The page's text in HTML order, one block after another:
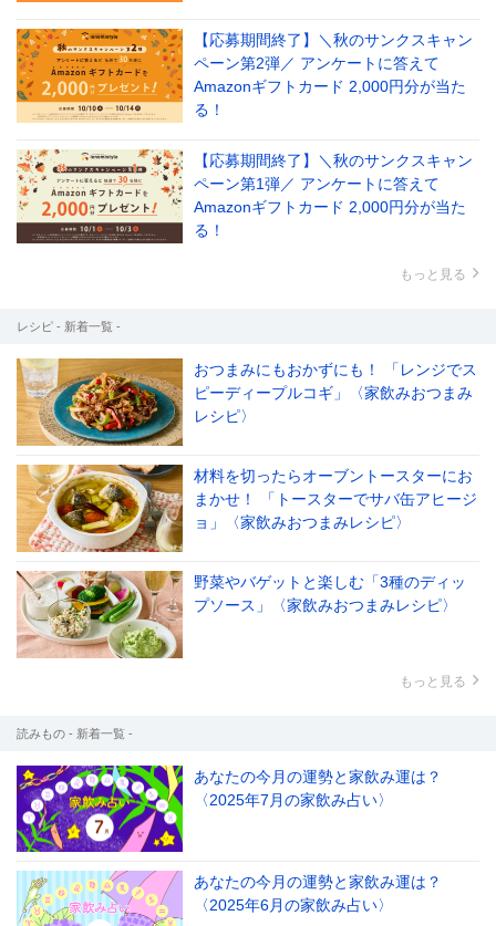
【応募期間終了】＼秋のサンクスキャン
ペーン第2弾／ アンケートに答えて
Amazonギフトカード 2,000円分が当た
る！
【応募期間終了】＼秋のサンクスキャン
ペーン第1弾／ アンケートに答えて
Amazonギフトカード 2,000円分が当た
る！
もっと見る
レシピ - 新着一覧 -
おつまみにもおかずにも！ 「レンジでス
ピーディープルコギ」〈家飲みおつまみ
レシピ〉
材料を切ったらオーブントースターにお
まかせ！ 「トースターでサバ缶アヒージ
ョ」〈家飲みおつまみレシピ〉
野菜やバゲットと楽しむ「3種のディッ
プソース」〈家飲みおつまみレシピ〉
もっと見る
読みもの - 新着一覧 -
あなたの今月の運勢と家飲み運は？
〈2025年7月の家飲み占い〉
あなたの今月の運勢と家飲み運は？
〈2025年6月の家飲み占い〉